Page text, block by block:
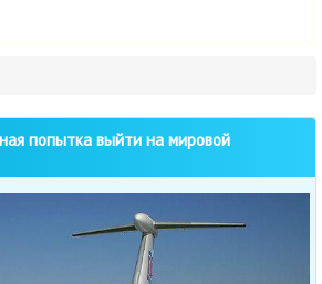
попытка выйти на мировой